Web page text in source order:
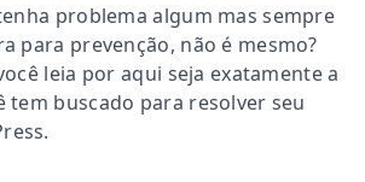
problema algum mas sempre
para prevenção, não é mesmo?
leia por aqui seja exatamente a
tem buscado para resolver seu